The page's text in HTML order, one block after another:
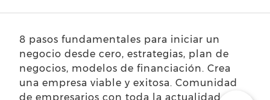
8 pasos fundamentales para iniciar un
negocio desde cero, estrategias, plan de
negocios, modelos de financiación. Crea
una empresa viable y exitosa. Comunidad
de empresarios con toda la actualidad